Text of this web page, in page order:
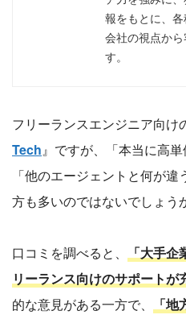
おすすめの資産運用セミナー
おすすめの不動産投資セミナー
おすすめの株式投資スクール
報をもとに、
会社の視点か
す。
フリーランスエンジニア向け
Tech』ですが、「本当に高
「他のエージェントと何が
方も多いのではないでしょう
口コミを調べると、
「大手
リーランス向けのサポートが
的な意見がある一方で、
「